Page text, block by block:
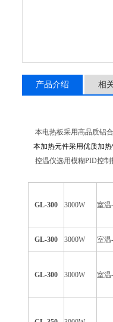
产品介绍 相
本电热板采用高品质铝
本加热元件采用优质加
控温仪选用模糊PID控制
GL-300 3000W 室温
GL-300 3000W 室温
GL-300 3000W 室温